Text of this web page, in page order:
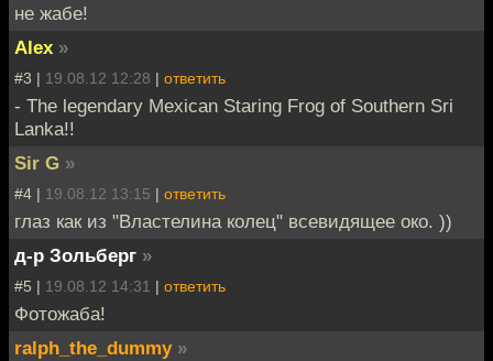
не жабе!
Alex »
#3 | 19.08.12 12:28 | ответить
- The legendary Mexican Staring Frog of Southern Sri
Lanka!!
Sir G »
#4 | 19.08.12 13:15 | ответить
глаз как из "Властелина колец" всевидящее око. ))
д-р Зольберг »
#5 | 19.08.12 14:31 | ответить
Фотожаба!
ralph_the_dummy »